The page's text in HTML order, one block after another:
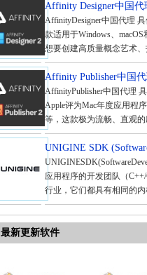
Affinity Designer中国代
AffinityDesigner中国代理
款适用于Windows、
想要创建高质量概念艺术
Affinity Publisher中国
AffinityPublisher中国代理
Apple评为Mac年度应用程
等，这款极为流畅、直观
UNIGINE SDK
应用程序的开发团队（
行业，它们都具有相同的
最新更新软件